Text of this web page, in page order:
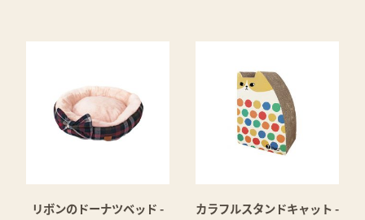
リボンのドーナツベッド -
カラフルスタンドキャット -